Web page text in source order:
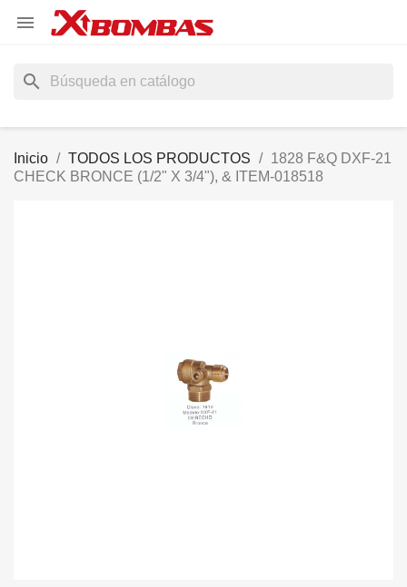

search
Inicio TODOS LOS PRODUCTOS
1828 F&Q DXF-21
CHECK BRONCE (1/2" X 3/4"), & ITEM-018518